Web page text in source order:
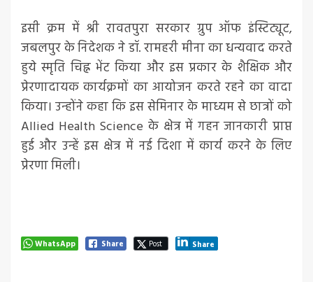
इसी क्रम में श्री रावतपुरा सरकार ग्रुप ऑफ इंस्टिट्यूट,
जबलपुर के निदेशक ने डॉ. रामहरी मीना का धन्यवाद करते
हुये स्मृति चिह्न भेंट किया और इस प्रकार के शैक्षिक और
प्रेरणादायक कार्यक्रमों का आयोजन करते रहने का वादा
किया। उन्होंने कहा कि इस सेमिनार के माध्यम से छात्रों को
Allied Health Science के क्षेत्र में गहन जानकारी प्राप्त
हुई और उन्हें इस क्षेत्र में नई दिशा में कार्य करने के लिए
प्रेरणा मिली।
WhatsApp Share Post Share